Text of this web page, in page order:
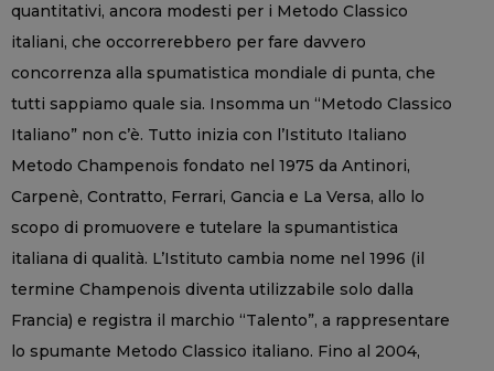
quantitativi, ancora modesti per i Metodo Classico
italiani, che occorrerebbero per fare davvero
concorrenza alla spumatistica mondiale di punta, che
tutti sappiamo quale sia. Insomma un “Metodo Classico
Italiano” non c’è. Tutto inizia con l’Istituto Italiano
Metodo Champenois fondato nel 1975 da Antinori,
Carpenè, Contratto, Ferrari, Gancia e La Versa, allo lo
scopo di promuovere e tutelare la spumantistica
italiana di qualità. L’Istituto cambia nome nel 1996 (il
termine Champenois diventa utilizzabile solo dalla
Francia) e registra il marchio “Talento”, a rappresentare
lo spumante Metodo Classico italiano. Fino al 2004,